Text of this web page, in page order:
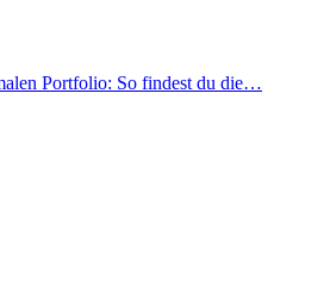
Portfolio: So findest du die…